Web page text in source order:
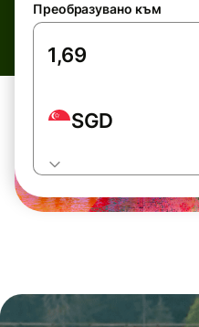
Преобразувано към
SGD